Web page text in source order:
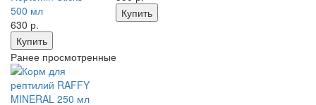
500 мл
630 р.
Купить
Купить
Ранее просмотренные